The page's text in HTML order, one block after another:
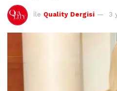
İle Quality Dergisi 3